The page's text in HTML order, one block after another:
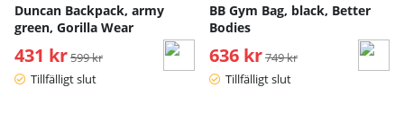
Duncan Backpack, army
green, Gorilla Wear
431 kr Ordinarie pris:
599 kr
Tillfälligt slut
BB Gym Bag, black, Better
Bodies
636 krOrdinarie pris:
749 kr
Tillfälligt slut